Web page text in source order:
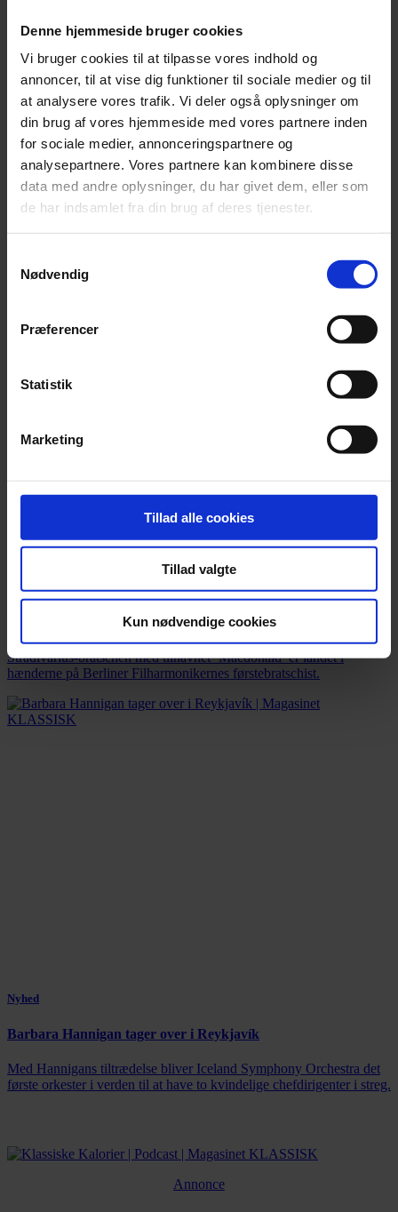
Denne hjemmeside bruger cookies
Vi bruger cookies til at tilpasse vores indhold og
annoncer, til at vise dig funktioner til sociale medier og til
at analysere vores trafik. Vi deler også oplysninger om
din brug af vores hjemmeside med vores partnere inden
for sociale medier, annonceringspartnere og
analysepartnere. Vores partnere kan kombinere disse
data med andre oplysninger, du har givet dem, eller som
de har indsamlet fra din brug af deres tjenester.
Nødvendig
Præferencer
Statistik
Marketing
Tillad alle cookies
Tillad valgte
Kun nødvendige cookies
Nyhed
Afgående kunstnerisk leder: »Copenhagen Opera Festival er et
åbent maskinrum«
Nyhed
»Vi er stolte over at have sat ny verdensrekord«
Stradivarius-bratschen med tilnavnet ‘Macdonald’ er landet i
hænderne på Berliner Filharmonikernes førstebratschist.
Nyhed
Barbara Hannigan tager over i Reykjavík
Med Hannigans tiltrædelse bliver Iceland Symphony Orchestra det
første orkester i verden til at have to kvindelige chefdirigenter i streg.
Annonce